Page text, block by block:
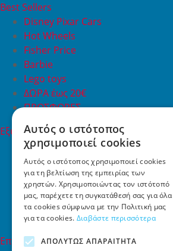
Best Sellers
Disney Pixar Cars
Hot Wheels
Fisher Price
Barbie
Lego toys
ΔΩΡΑ έως 20€
ΠΡΟΣΦΟΡΕΣ
Εξυπηρέτηση Πελατών
Εξυπηρέτηση πελατών
Συχνές ερωτήσεις
Όροι χρήσης
Τρόποι Πληρωμής
Επιστροφές
Επικοινωνία
Επικοινωνία
Αυτός ο ιστότοπος
χρησιμοποιεί cookies
Αυτός ο ιστότοπος χρησιμοποιεί cookies
για τη βελτίωση της εμπειρίας των
χρηστών. Χρησιμοποιώντας τον ιστότοπό
μας, παρέχετε τη συγκατάθεσή σας για όλα
τα cookies σύμφωνα με την Πολιτική μας
για τα cookies. Διαβάστε περισσότερα
ΑΠΟΛΎΤΩΣ ΑΠΑΡΑΊΤΗΤΑ